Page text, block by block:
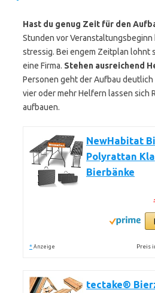
Hast du genug Zeit für den
Stunden vor Veranstaltungsbeginn
stressig. Bei engem Zeitplan lohnt
eine Firma. Stehen ausreichend
Personen geht der Aufbau
vier oder mehr Helfern lassen sich
aufbauen.
NewHabitat
Polyrattan
Bierbänke
* Anzeige Preis
tectake®